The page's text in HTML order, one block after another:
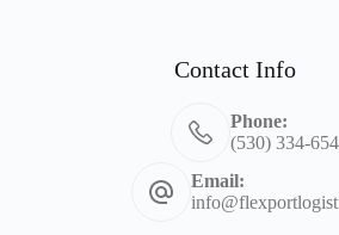
Contact Info
Phone:
(530) 334-
Email: